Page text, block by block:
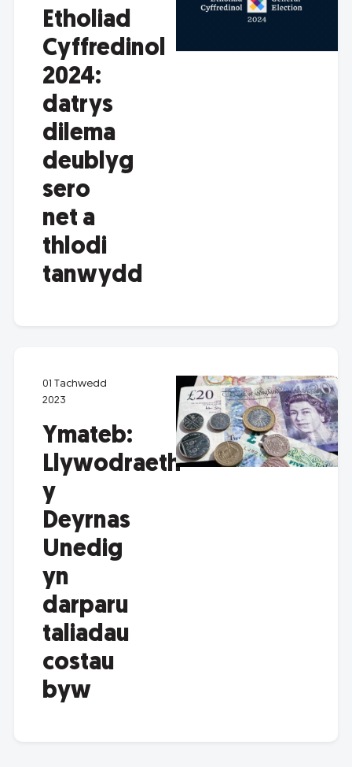
Etholiad
Cyffredinol
2024:
datrys
dilema
deublyg
sero
net a
thlodi
tanwydd
01 Tachwedd
2023
Ymateb:
Llywodraeth
y
Deyrnas
Unedig
yn
darparu
taliadau
costau
byw